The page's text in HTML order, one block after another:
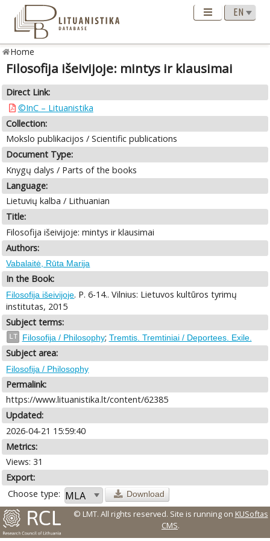
Home
Filosofija išeivijoje: mintys ir klausimai
Direct Link:
©InC – Lituanistika
Collection:
Mokslo publikacijos / Scientific publications
Document Type:
Knygų dalys / Parts of the books
Language:
Lietuvių kalba / Lithuanian
Title:
Filosofija išeivijoje: mintys ir klausimai
Authors:
Vabalaitė, Rūta Marija
In the Book:
Filosofija išeivijoje. P. 6-14.. Vilnius: Lietuvos kultūros tyrimų
institutas, 2015
Subject terms:
LT Filosofija / Philosophy; Tremtis. Tremtiniai / Deportees. Exile.
Subject area:
Filosofija / Philosophy
Permalink:
https://www.lituanistika.lt/content/62385
Updated:
2026-04-21 15:59:40
Metrics:
Views: 31
Export:
Choose type:
Download
© LMT. All rights reserved. Site is running on KUSoftas
CMS.